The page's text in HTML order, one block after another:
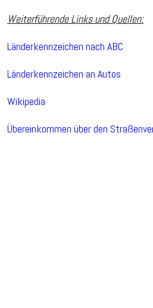
Weiterführende Links und Quellen:
Länderkennzeichen nach ABC
Länderkennzeichen an Autos
Wikipedia
Übereinkommen über den